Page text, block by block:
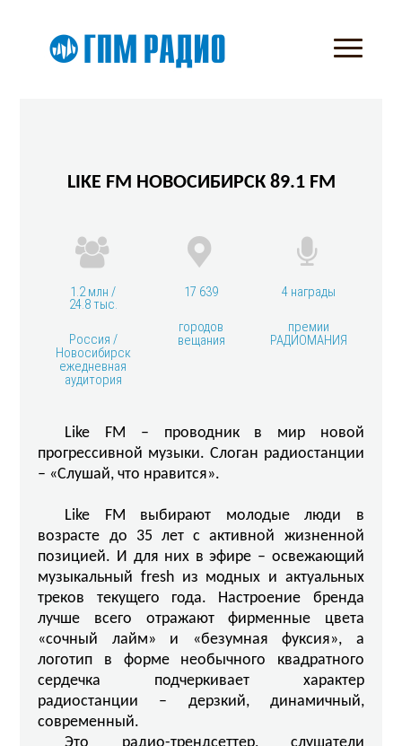
LIKE FM НОВОСИБИРСК 89.1 FM
1.2 млн /
24.8 тыс.
Россия /
Новосибирск
ежедневная
аудитория
17 639
городов
вещания
4 награды
премии
РАДИОМАНИЯ
Like FM – проводник в мир новой
прогрессивной музыки. Слоган радиостанции
– «Слушай, что нравится».
Like FM выбирают молодые люди в
возрасте до 35 лет с активной жизненной
позицией. И для них в эфире – освежающий
музыкальный fresh из модных и актуальных
треков текущего года. Настроение бренда
лучше всего отражают фирменные цвета
«сочный лайм» и «безумная фуксия», а
логотип в форме необычного квадратного
сердечка подчеркивает характер
радиостанции – дерзкий, динамичный,
современный.